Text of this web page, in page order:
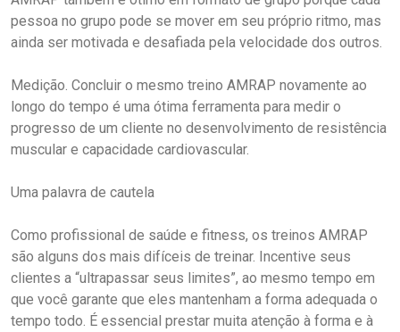
pessoa no grupo pode se mover em seu próprio ritmo, mas
ainda ser motivada e desafiada pela velocidade dos outros.
Medição. Concluir o mesmo treino AMRAP novamente ao
longo do tempo é uma ótima ferramenta para medir o
progresso de um cliente no desenvolvimento de resistência
muscular e capacidade cardiovascular.
Uma palavra de cautela
Como profissional de saúde e fitness, os treinos AMRAP
são alguns dos mais difíceis de treinar. Incentive seus
clientes a “ultrapassar seus limites”, ao mesmo tempo em
que você garante que eles mantenham a forma adequada o
tempo todo. É essencial prestar muita atenção à forma e à